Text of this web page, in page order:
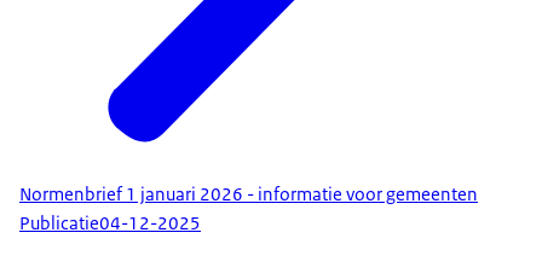
Normenbrief 1 januari 2026 - informatie voor gemeenten
Publicatie04-12-2025